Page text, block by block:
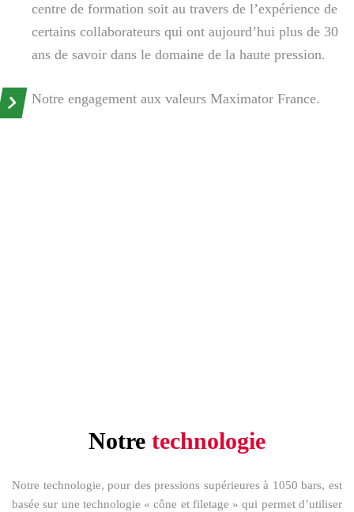
centre de formation soit au travers de l’expérience de
certains collaborateurs qui ont aujourd’hui plus de 30
ans de savoir dans le domaine de la haute pression.
Notre engagement aux valeurs Maximator France.
Notre technologie
Notre technologie, pour des pressions supérieures à 1050 bars, est
basée sur une technologie « cône et filetage » qui permet d’utiliser